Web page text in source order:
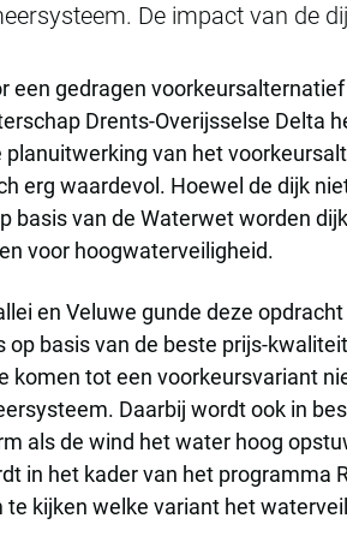
De impact van de
een gedragen
Drents-Overijsselse Delta
planuitwerking van het
erg waardevol. Hoewel de dijk
basis van de Waterwet worden
voor hoogwaterveiligheid.
en Veluwe gunde deze
op basis van de beste prijs-
komen tot een voorkeursvariant
Daarbij wordt ook in
als de wind het water hoog
in het kader van het programma
te kijken welke variant het